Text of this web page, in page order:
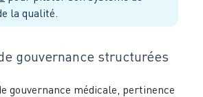
la qualité.
gouvernance structurées
gouvernance médicale, pertinence